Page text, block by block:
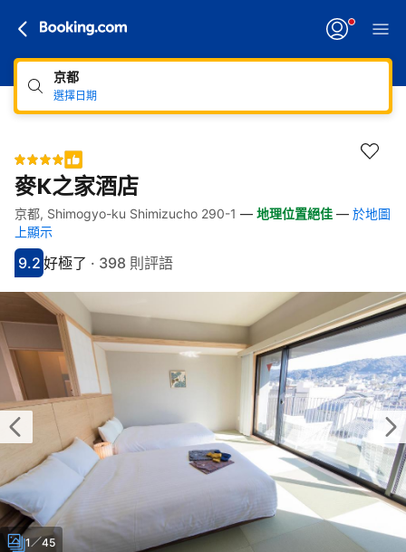
京都
選擇日期
麥K之家酒店
快速連結
跳至住宿介紹
跳至熱門設施
跳至客房類型
跳至訂房政策
京都, Shimogyo-ku Shimizucho 290-1 — 地理位置絕佳 — 於地圖
上顯示
分數9.2分
9.2
評比好極了
好極了 · 398 則評語
1／45